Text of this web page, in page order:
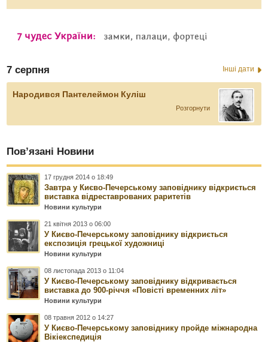
7 серпня Інші дати
Народився Пантелеймон Куліш
Розгорнути
Пов’язані Новини
17 грудня 2014 о 18:49
Завтра у Києво-Печерському заповіднику відкриється
виставка відреставрованих раритетів
Новини культури
21 квітня 2013 о 06:00
У Києво-Печерському заповіднику відкриється
експозиція грецької художниці
Новини культури
08 листопада 2013 о 11:04
У Києво-Печерському заповіднику відкривається
виставка до 900-річчя «Повісті временних літ»
Новини культури
08 травня 2012 о 14:27
У Києво-Печерському заповіднику пройде міжнародна
Вікіекспедиція